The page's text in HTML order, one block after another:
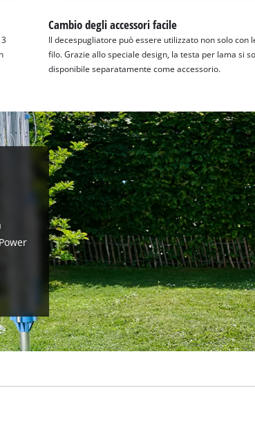
Cambio degli accessori facile
Il decespugliatore può essere utilizzato non solo con
filo. Grazie allo speciale design, la testa per lama si
disponibile separatamente come accessorio.